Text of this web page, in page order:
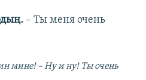
– Ты меня очень
мине! – Ну и ну! Ты очень